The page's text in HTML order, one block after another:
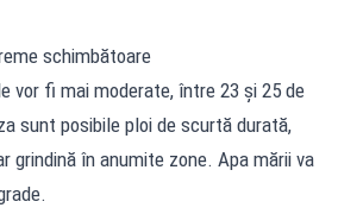
schimbătoare
vor fi mai moderate, între 23 și 25 de
sunt posibile ploi de scurtă durată,
grindină în anumite zone. Apa mării va